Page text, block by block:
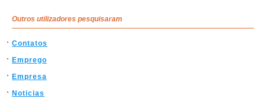
Outros utilizadores pesquisaram
Contatos
Emprego
Empresa
Noticias